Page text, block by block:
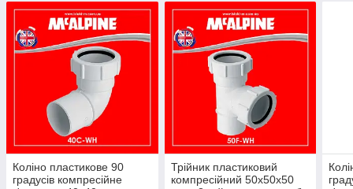
Коліно пластикове 90
градусів компресійне
Трійник пластиковий
компресійний 50х50х50